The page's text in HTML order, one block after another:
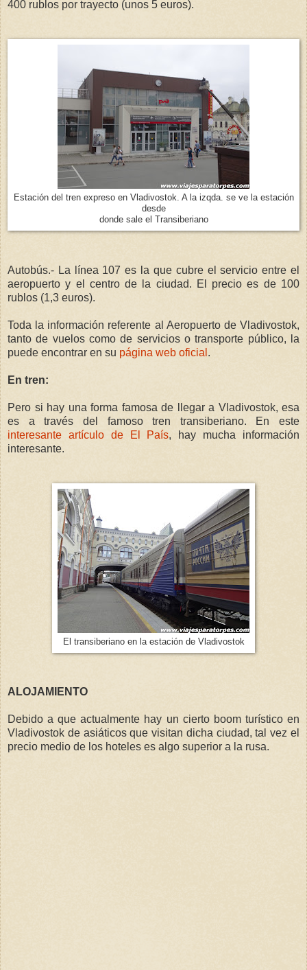
400 rublos por trayecto (unos 5 euros).
Estación del tren expreso en Vladivostok. A la izqda. se ve la estación
desde
donde sale el Transiberiano
Autobús.- La línea 107 es la que cubre el servicio entre el
aeropuerto y el centro de la ciudad. El precio es de 100
rublos (1,3 euros).
Toda la información referente al Aeropuerto de Vladivostok,
tanto de vuelos como de servicios o transporte público, la
puede encontrar en su página web oficial .
En tren:
Pero si hay una forma famosa de llegar a Vladivostok, esa
es a través del famoso tren transiberiano. En este
interesante artículo de El País, hay mucha información
interesante.
El transiberiano en la estación de Vladivostok
ALOJAMIENTO
Debido a que actualmente hay un cierto boom turístico en
Vladivostok de asiáticos que visitan dicha ciudad, tal vez el
precio medio de los hoteles es algo superior a la rusa.